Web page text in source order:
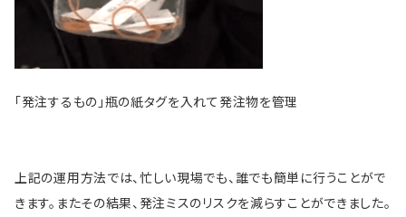
「発注するもの」瓶の紙タグを入れて発注物を管理
上記の運用方法では、忙しい現場でも、誰でも簡単に行うことがで
きます。またその結果、発注ミスのリスクを減らすことができました。